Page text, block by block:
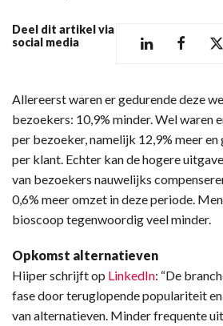
Deel dit artikel via
social media
Allereerst waren er gedurende deze
bezoekers: 10,9% minder. Wel waren
per bezoeker, namelijk 12,9% meer
per klant. Echter kan de hogere
van bezoekers nauwelijks
0,6% meer omzet in deze periode.
bioscoop tegenwoordig veel minder.
Opkomst alternatieven
Hiiper schrijft op LinkedIn: “De
fase door teruglopende populariteit
van alternatieven. Minder frequente